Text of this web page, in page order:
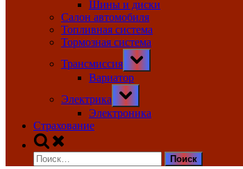
Шины и диски
Салон автомобиля
Топливная система
Тормозная система
Трансмиссия
Toggle
sub-
menu
Вариатор
Электрика
Toggle
sub-
menu
Электроника
Страхование
Toggle
search
form
Найти: